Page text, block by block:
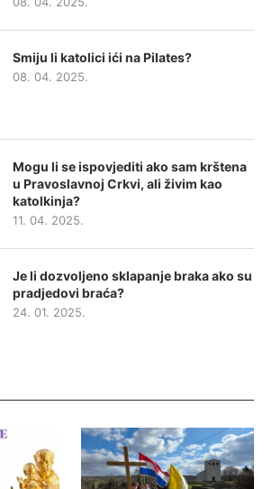
Smiju li katolici ići na Pilates?
08. 04. 2025.
Mogu li se ispovjediti ako sam krštena
u Pravoslavnoj Crkvi, ali živim kao
katolkinja?
11. 04. 2025.
Je li dozvoljeno sklapanje braka ako su
pradjedovi braća?
24. 01. 2025.